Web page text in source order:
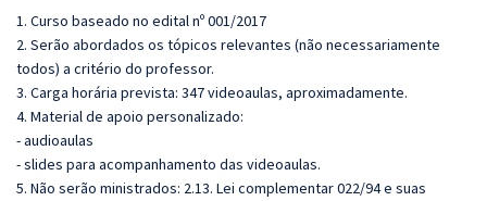
1. Curso baseado no edital nº 001/2017
2. Serão abordados os tópicos relevantes (não necessariamente
todos) a critério do professor.
3. Carga horária prevista: 347 videoaulas, aproximadamente.
4. Material de apoio personalizado:
- audioaulas
- slides para acompanhamento das videoaulas.
5. Não serão ministrados: 2.13. Lei complementar 022/94 e suas